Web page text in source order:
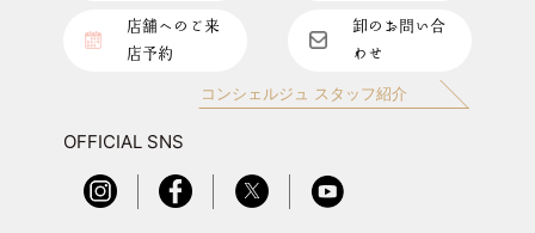
店舗へのご来
店予約
卸のお問い合
わせ
コンシェルジュ スタッフ紹介
OFFICIAL SNS